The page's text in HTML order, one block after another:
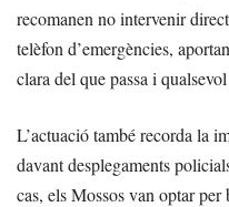
recomanen no intervenir
telèfon d’emergències,
clara del que passa i
L’actuació també recorda la
davant desplegaments
cas, els Mossos van optar